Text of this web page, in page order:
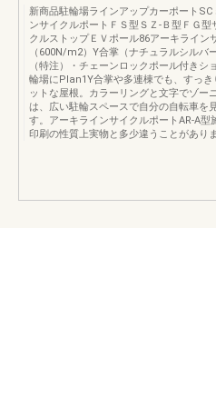
新商品駐輪場ラインアップカーポートSC
ンサイクルポートＦＳ型ＳＺ-Ｂ型ＦＧ型
クルストップＥＶポール86アーキライン
（600N/m2）Y合掌（ナチュラルシルバ
（特注）・チェーンロックポール付きシ
輪場にPlan1Y合掌や多連棟でも、すっき
ットな屋根。カラーリングと文字でゾー
は、広い駐輪スペースで自分の自転車を
す。アーキラインサイクルポートAR-A型
印刷の性質上実物と多少違うことがありま